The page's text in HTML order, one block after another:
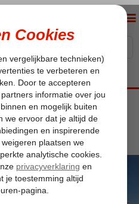
Side Star Resort
-Hotel